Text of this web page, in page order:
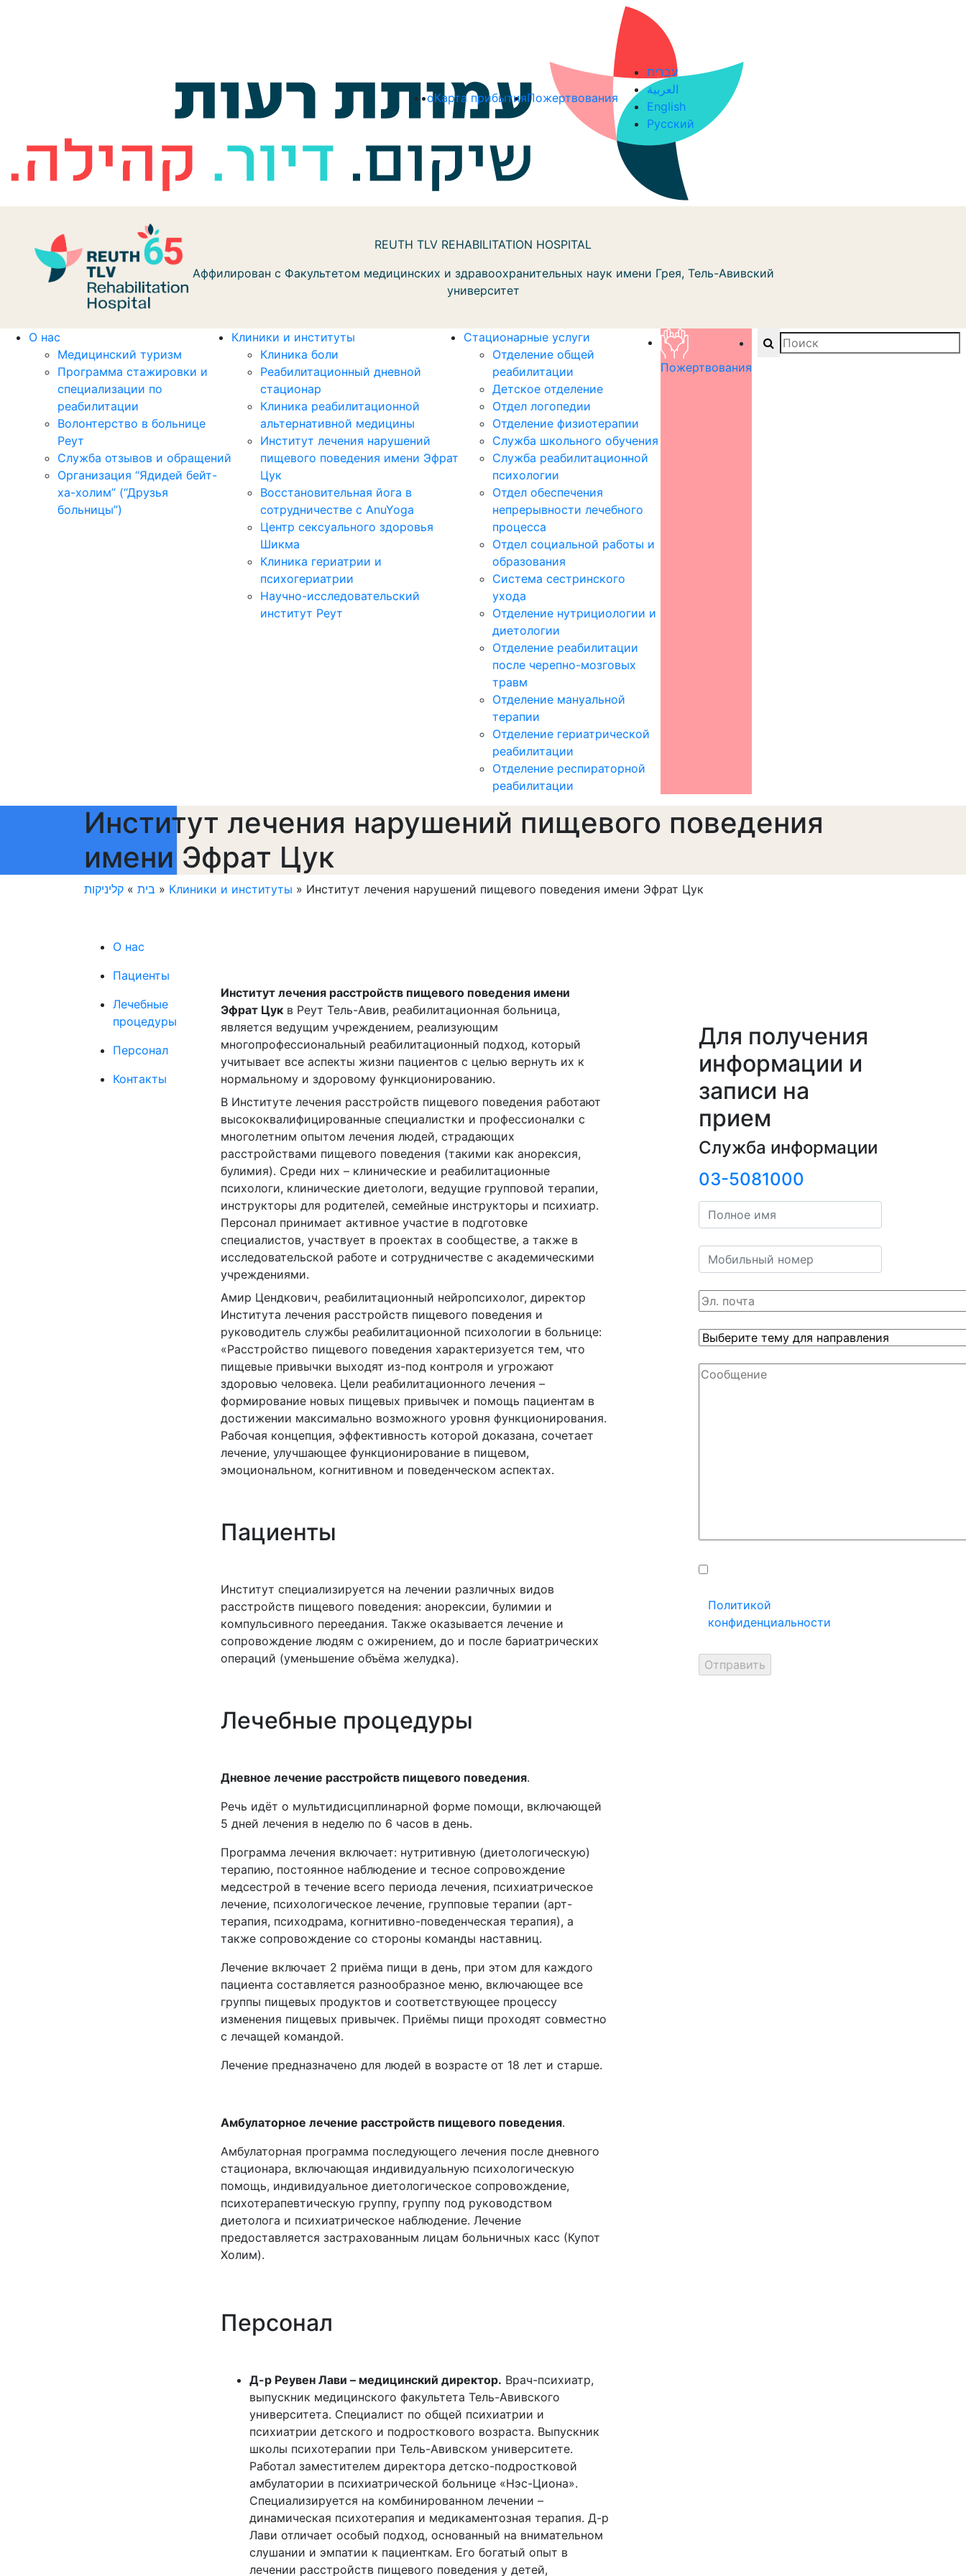
оКарта прибытияПожертвования
עברית
العربية
English
Русский
REUTH TLV REHABILITATION HOSPITAL
Аффилирован с Факультетом медицинских и здравоохранительных наук имени Грея, Тель-Авивский
университет
О нас
Медицинский туризм
Программа стажировки и
специализации по
реабилитации
Волонтерство в больнице
Реут
Служба отзывов и обращений
Организация “Ядидей бейт-
ха-холим” (“Друзья
больницы”)
Клиники и институты
Клиника боли
Реабилитационный дневной
стационар
Клиника реабилитационной
альтернативной медицины
Институт лечения нарушений
пищевого поведения имени Эфрат
Цук
Восстановительная йога в
сотрудничестве с AnuYoga
Центр сексуального здоровья
Шикма
Клиника гериатрии и
психогериатрии
Научно-исследовательский
институт Реут
Стационарные услуги
Отделение общей
реабилитации
Детское отделение
Отдел логопедии
Отделение физиотерапии
Служба школьного обучения
Служба реабилитационной
психологии
Отдел обеспечения
непрерывноcти лечебного
процесса
Отдел социальной работы и
образования
Система сестринского
ухода
Отделение нутрициологии и
диетологии
Отделение реабилитации
после черепно-мозговых
травм
Отделение мануальной
терапии
Отделение гериатрической
реабилитации
Отделение респираторной
реабилитации
Пожертвования
Search
Институт лечения нарушений пищевого поведения
имени Эфрат Цук
בית » קליניקות » Клиники и институты » Институт лечения нарушений пищевого поведения имени Эфрат Цук
О нас
Пациенты
Лечебные
процедуры
Персонал
Контакты
Институт лечения расстройств пищевого поведения имени
Эфрат Цук в Реут Тель-Авив, реабилитационная больница,
является ведущим учреждением, реализующим
многопрофессиональный реабилитационный подход, который
учитывает все аспекты жизни пациентов с целью вернуть их к
нормальному и здоровому функционированию.
В Институте лечения расстройств пищевого поведения работают
высококвалифицированные специалистки и профессионалки с
многолетним опытом лечения людей, страдающих
расстройствами пищевого поведения (такими как анорексия,
булимия). Среди них – клинические и реабилитационные
психологи, клинические диетологи, ведущие групповой терапии,
инструкторы для родителей, семейные инструкторы и психиатр.
Персонал принимает активное участие в подготовке
специалистов, участвует в проектах в сообществе, а также в
исследовательской работе и сотрудничестве с академическими
учреждениями.
Амир Цендкович, реабилитационный нейропсихолог, директор
Института лечения расстройств пищевого поведения и
руководитель службы реабилитационной психологии в больнице:
«Расстройство пищевого поведения характеризуется тем, что
пищевые привычки выходят из-под контроля и угрожают
здоровью человека. Цели реабилитационного лечения –
формирование новых пищевых привычек и помощь пациентам в
достижении максимально возможного уровня функционирования.
Рабочая концепция, эффективность которой доказана, сочетает
лечение, улучшающее функционирование в пищевом,
эмоциональном, когнитивном и поведенческом аспектах.
Пациенты
Институт специализируется на лечении различных видов
расстройств пищевого поведения: анорексии, булимии и
компульсивного переедания. Также оказывается лечение и
сопровождение людям с ожирением, до и после бариатрических
операций (уменьшение объёма желудка).
Лечебные процедуры
Дневное лечение расстройств пищевого поведения.
Речь идёт о мультидисциплинарной форме помощи, включающей
5 дней лечения в неделю по 6 часов в день.
Программа лечения включает: нутритивную (диетологическую)
терапию, постоянное наблюдение и тесное сопровождение
медсестрой в течение всего периода лечения, психиатрическое
лечение, психологическое лечение, групповые терапии (арт-
терапия, психодрама, когнитивно-поведенческая терапия), а
также сопровождение со стороны команды наставниц.
Лечение включает 2 приёма пищи в день, при этом для каждого
пациента составляется разнообразное меню, включающее все
группы пищевых продуктов и соответствующее процессу
изменения пищевых привычек. Приёмы пищи проходят совместно
с лечащей командой.
Лечение предназначено для людей в возрасте от 18 лет и старше.
Амбулаторное лечение расстройств пищевого поведения.
Амбулаторная программа последующего лечения после дневного
стационара, включающая индивидуальную психологическую
помощь, индивидуальное диетологическое сопровождение,
психотерапевтическую группу, группу под руководством
диетолога и психиатрическое наблюдение. Лечение
предоставляется застрахованным лицам больничных касс (Купот
Холим).
Персонал
Д-р Реувен Лави – медицинский директор. Врач-психиатр,
выпускник медицинского факультета Тель-Авивского
университета. Специалист по общей психиатрии и
психиатрии детского и подросткового возраста. Выпускник
школы психотерапии при Тель-Авивском университете.
Работал заместителем директора детско-подростковой
амбулатории в психиатрической больнице «Нэс-Циона».
Специализируется на комбинированном лечении –
динамическая психотерапия и медикаментозная терапия. Д-р
Лави отличает особый подход, основанный на внимательном
слушании и эмпатии к пациенткам. Его богатый опыт в
лечении расстройств пищевого поведения у детей,
Для получения
информации и
записи на
прием
Служба информации
03-5081000
Политикой
конфиденциальности